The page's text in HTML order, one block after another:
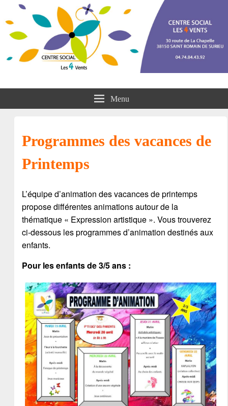
Centre social les 4 vents
Menu
Programmes des vacances de
Printemps
L’équipe d’animation des vacances de printemps
propose différentes animations autour de la
thématique « Expression artistique ». Vous trouverez
ci-dessous les programmes d’animation destinés aux
enfants.
Pour les enfants de 3/5 ans :